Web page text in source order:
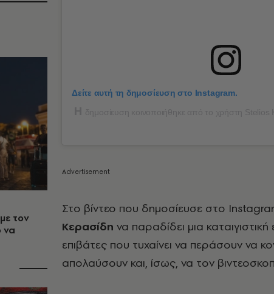
τον
να
Δείτε αυτή τη δημοσίευση στο Instagram.
Στο βίντεο που δημοσίευσε στο
Κερασίδη να παραδίδει μια
επιβάτες που τυχαίνει να περάσουν να
απολαύσουν και, ίσως, να τον